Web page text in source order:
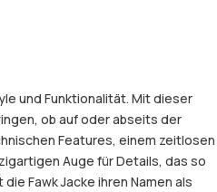
und Funktionalität. Mit dieser
ob auf oder abseits der
Features, einem zeitlosen
Auge für Details, das so
Fawk Jacke ihren Namen als